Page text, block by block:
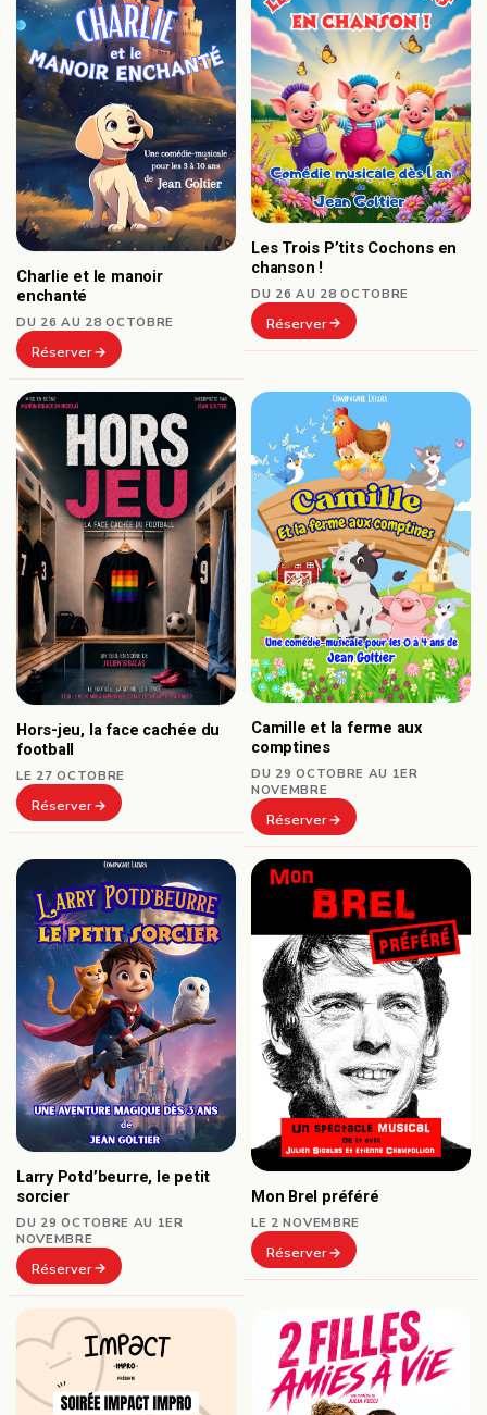
Charlie et le manoir
enchanté
DU 26 AU 28 OCTOBRE
Réserver
Les Trois P’tits Cochons en
chanson !
DU 26 AU 28 OCTOBRE
Réserver
Hors-jeu, la face cachée du
football
LE 27 OCTOBRE
Réserver
Camille et la ferme aux
comptines
DU 29 OCTOBRE AU 1ER
NOVEMBRE
Réserver
Larry Potd’beurre, le petit
sorcier
DU 29 OCTOBRE AU 1ER
NOVEMBRE
Réserver
Mon Brel préféré
LE 2 NOVEMBRE
Réserver